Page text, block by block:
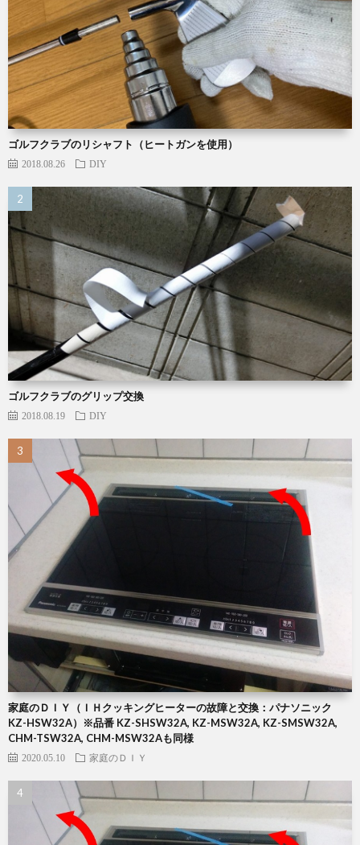
ゴルフクラブのリシャフト（ヒートガンを使用）
2018.08.26 DIY
ゴルフクラブのグリップ交換
2018.08.19 DIY
家庭のＤＩＹ（ＩＨクッキングヒーターの故障と交換：パナソニック
KZ-HSW32A）※品番 KZ-SHSW32A, KZ-MSW32A, KZ-SMSW32A,
CHM-TSW32A, CHM-MSW32Aも同様
2020.05.10 家庭のＤＩＹ